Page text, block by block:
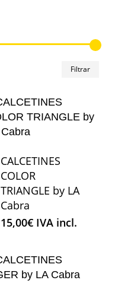
Filtrar
CALCETINES
COLOR
TRIANGLE by LA
Cabra
15,00€ IVA incl.